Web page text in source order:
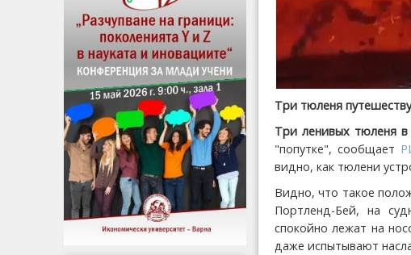
Три тюленя
Три ленивых тюленя в
"попутке", сообщает
видно, как тюлени
Видно, что такое
Портленд-Бей, на
спокойно лежат на
даже испытывают